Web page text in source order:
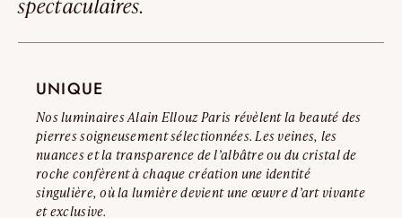
\ Soho 65 : Env. 30 kg
\ Soho 25 : Ø 250 mm
\ Soho 35 : Ø 350 mm
\ Soho 45 : Ø 450 mm
\ Soho 55 : Ø 550 mm
\ Soho 65 : Ø 650 mm
nous vous invitons à consulter notre Avertissement Officiel
Contrefaçons.
UNIQUE
Nos luminaires Alain Ellouz Paris révèlent la beauté des
pierres soigneusement sélectionnées. Les veines, les
nuances et la transparence de l’albâtre ou du cristal de
roche confèrent à chaque création une identité
singulière, où la lumière devient une œuvre d’art vivante
et exclusive.